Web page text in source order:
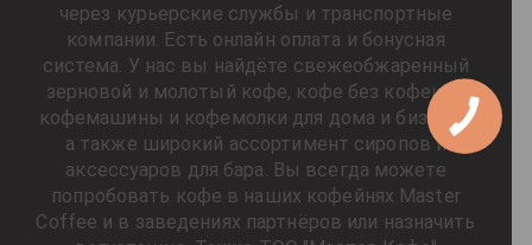
через курьерские службы и транспортные
компании. Есть онлайн оплата и бонусная
система. У нас вы найдёте свежеобжаренный
зерновой и молотый кофе, кофе без кофеина,
кофемашины и кофемолки для дома и бизнеса,
а также широкий ассортимент сиропов и
аксессуаров для бара. Вы всегда можете
попробовать кофе в наших кофейнях Master
Coffee и в заведениях партнёров или назначить